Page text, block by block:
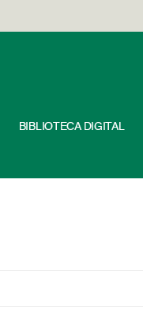
BIBLIOTECA DIGITAL